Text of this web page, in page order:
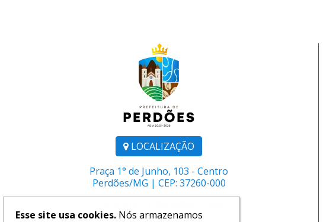
LOCALIZAÇÃO
Praça 1° de Junho, 103 - Centro
Perdões/MG | CEP: 37260-000
Esse site usa cookies. Nós armazenamos